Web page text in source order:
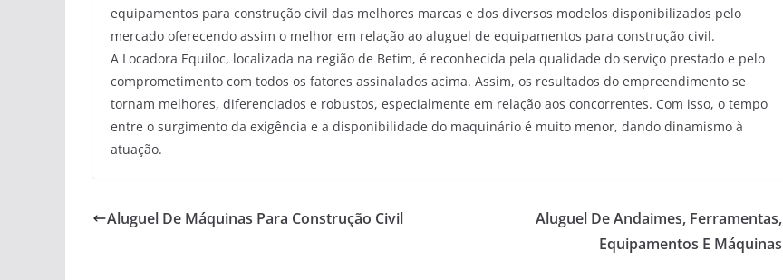
equipamentos para construção civil das melhores marcas e dos diversos modelos disponibilizados pelo
mercado oferecendo assim o melhor em relação ao aluguel de equipamentos para construção civil.
A Locadora Equiloc, localizada na região de Betim, é reconhecida pela qualidade do serviço prestado e pelo
comprometimento com todos os fatores assinalados acima. Assim, os resultados do empreendimento se
tornam melhores, diferenciados e robustos, especialmente em relação aos concorrentes. Com isso, o tempo
entre o surgimento da exigência e a disponibilidade do maquinário é muito menor, dando dinamismo à
atuação.
Aluguel De Máquinas Para Construção Civil
Aluguel De Andaimes, Ferramentas,
Equipamentos E Máquinas